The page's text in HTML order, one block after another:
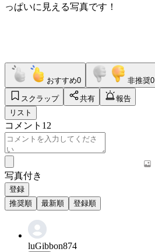
っぱいに見える写真です！
おすすめ0 非推奨0
スクラップ 共有
報告
リスト
コメント 12
写真付き
登録
推奨順
最新順 登録順
luGibbon874